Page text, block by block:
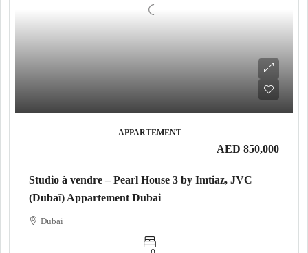
APPARTEMENT
AED 850,000
Studio à vendre – Pearl House 3 by Imtiaz, JVC
(Dubaï) Appartement Dubai
Dubai